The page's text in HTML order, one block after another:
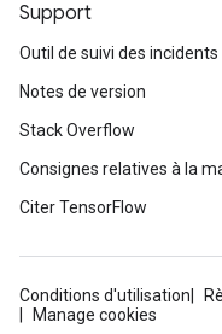
Support
Outil de suivi des incidents
Notes de version
Stack Overflow
Consignes relatives à la
Citer TensorFlow
Conditions d'utilisation
Manage cookies